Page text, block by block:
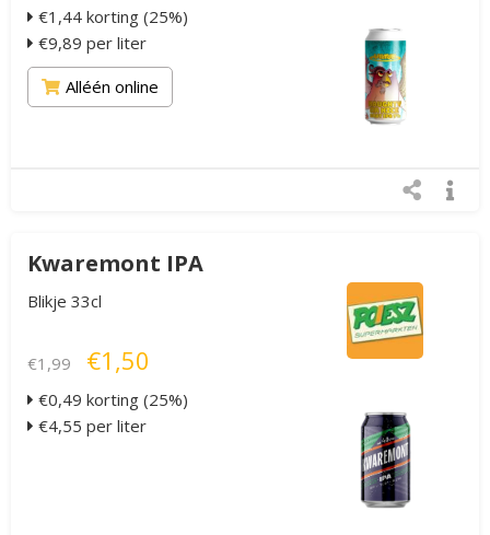
€1,44 korting (25%)
€9,89 per liter
Alléén online
Kwaremont IPA
Blikje 33cl
€1,99 €1,50
€0,49 korting (25%)
€4,55 per liter